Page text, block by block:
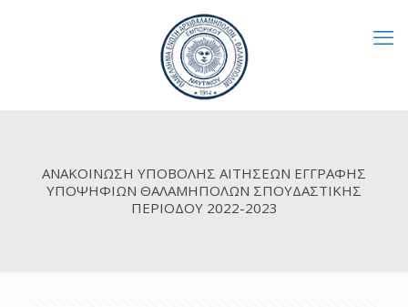
ΑΝΑΚΟΙΝΩΣΗ ΥΠΟΒΟΛΗΣ ΑΙΤΗΣΕΩΝ ΕΓΓΡΑΦΗΣ
ΥΠΟΨΗΦΙΩΝ ΘΑΛΑΜΗΠΟΛΩΝ ΣΠΟΥΔΑΣΤΙΚΗΣ
ΠΕΡΙΟΔΟΥ 2022-2023